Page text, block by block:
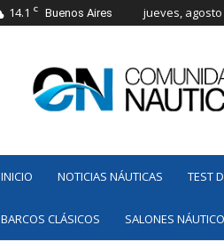
14.1 C Buenos Aires jueves, agosto
Náutica
INICIO NOTICIAS NÁUTICAS TEST
BARCOS CLÁSICOS SALONES